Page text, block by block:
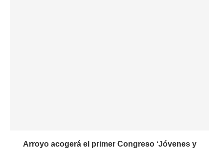
Arroyo acogerá el primer Congreso ‘Jóvenes y